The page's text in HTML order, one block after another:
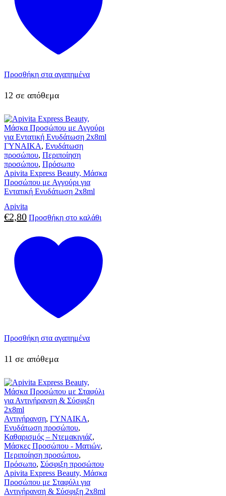
Προσθήκη στα αγαπημένα
12 σε απόθεμα
ΓΥΝΑΙΚΑ, Ενυδάτωση
προσώπου, Περιποίηση
προσώπου, Πρόσωπο
Apivita Express Beauty, Μάσκα
Προσώπου με Αγγούρι για
Εντατική Ενυδάτωση 2x8ml
Apivita
€2,80 Προσθήκη στο καλάθι
Προσθήκη στα αγαπημένα
11 σε απόθεμα
Αντιγήρανση, ΓΥΝΑΙΚΑ,
Ενυδάτωση προσώπου,
Καθαρισμός – Ντεμακιγιάζ,
Μάσκες Προσώπου - Ματιών,
Περιποίηση προσώπου,
Πρόσωπο, Σύσφιξη προσώπου
Apivita Express Beauty, Μάσκα
Προσώπου με Σταφύλι για
Αντιγήρανση & Σύσφιξη 2x8ml